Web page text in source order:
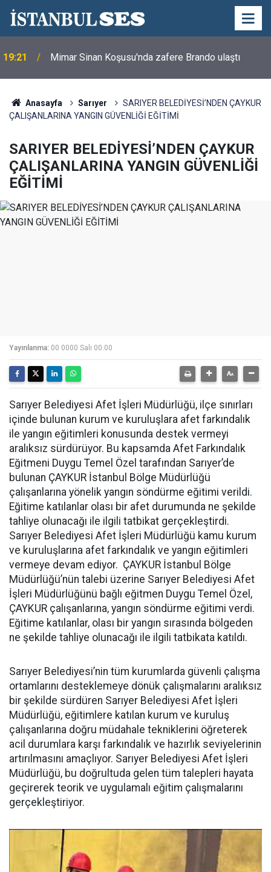
13:24 Aracı ekürisinden Saratoga'da G1 zaferi
Anasayfa Sarıyer
SARIYER BELEDİYESİ’NDEN ÇAYKUR
ÇALIŞANLARINA YANGIN GÜVENLİĞİ EĞİTİMİ
SARIYER BELEDİYESİ’NDEN ÇAYKUR
ÇALIŞANLARINA YANGIN GÜVENLİĞİ
EĞİTİMİ
Yayınlanma: 00 0000 Salı 00:00
Sarıyer Belediyesi Afet İşleri Müdürlüğü, ilçe sınırları
içinde bulunan kurum ve kuruluşlara afet farkındalık
ile yangın eğitimleri konusunda destek vermeyi
aralıksız sürdürüyor. Bu kapsamda Afet Farkındalık
Eğitmeni Duygu Temel Özel tarafından Sarıyer’de
bulunan ÇAYKUR İstanbul Bölge Müdürlüğü
çalışanlarına yönelik yangın söndürme eğitimi verildi.
Eğitime katılanlar olası bir afet durumunda ne şekilde
tahliye olunacağı ile ilgili tatbikat gerçekleştirdi.
Sarıyer Belediyesi Afet İşleri Müdürlüğü kamu kurum
ve kuruluşlarına afet farkındalık ve yangın eğitimleri
vermeye devam ediyor. ÇAYKUR İstanbul Bölge
Müdürlüğü’nün talebi üzerine Sarıyer Belediyesi Afet
İşleri Müdürlüğünü bağlı eğitmen Duygu Temel Özel,
ÇAYKUR çalışanlarına, yangın söndürme eğitimi verdi.
Eğitime katılanlar, olası bir yangın sırasında bölgeden
ne şekilde tahliye olunacağı ile ilgili tatbikata katıldı.
Sarıyer Belediyesi’nin tüm kurumlarda güvenli çalışma
ortamlarını desteklemeye dönük çalışmalarını aralıksız
bir şekilde sürdüren Sarıyer Belediyesi Afet İşleri
Müdürlüğü, eğitimlere katılan kurum ve kuruluş
çalışanlarına doğru müdahale tekniklerini öğreterek
acil durumlara karşı farkındalık ve hazırlık seviyelerinin
artırılmasını amaçlıyor. Sarıyer Belediyesi Afet İşleri
Müdürlüğü, bu doğrultuda gelen tüm talepleri hayata
geçirerek teorik ve uygulamalı eğitim çalışmalarını
gerçekleştiriyor.